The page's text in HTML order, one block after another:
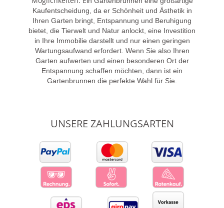
Kaufentscheidung, da er Schönheit und Ästhetik in
Ihren Garten bringt, Entspannung und Beruhigung
bietet, die Tierwelt und Natur anlockt, eine Investition
in Ihre Immobilie darstellt und nur einen geringen
Wartungsaufwand erfordert. Wenn Sie also Ihren
Garten aufwerten und einen besonderen Ort der
Entspannung schaffen möchten, dann ist ein
Gartenbrunnen die perfekte Wahl für Sie.
UNSERE ZAHLUNGSARTEN